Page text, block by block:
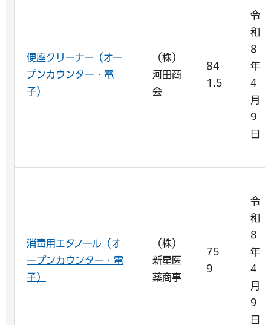
便座クリーナー（オー
プンカウンター・電
子）
（株）
河田商
会
84
1.5
令
和
8
年
4
月
9
日
消毒用エタノール（オ
ープンカウンター・電
子）
（株）
新星医
薬商事
75
9
令
和
8
年
4
月
9
日